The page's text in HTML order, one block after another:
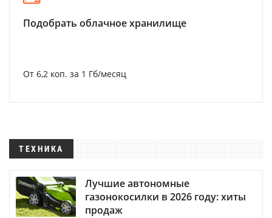
Подобрать облачное хранилище
От 6,2 коп. за 1 Гб/месяц
ТЕХНИКА
Лучшие автономные
газонокосилки в 2026 году: хиты
продаж